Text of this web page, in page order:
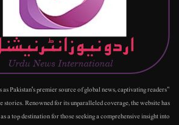
Pakistan's premier source of global news, captivating readers
Renowned for its unparalleled coverage, the website has
a top destination for those seeking a comprehensive insight into